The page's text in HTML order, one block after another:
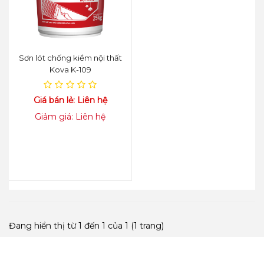
Sơn lót chống kiềm nội thất
Kova K-109
Giá bán lẻ: Liên hệ
Giảm giá: Liên hệ
Đang hiển thị từ 1 đến 1 của 1 (1 trang)